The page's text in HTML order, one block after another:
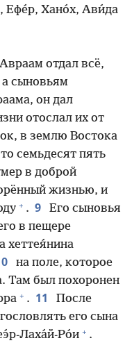
, Ефе́р, Хано́х, Ави́да
отдал всё,
а сыновьям
он дал
отослал их от
в землю Востока
семьдесят пять
в доброй
жизнью, и
+ . 9
Его сыновья
в пещере
хеттея́нина
на поле, которое
Там был похоронен
+ . 11
После
его сына
Лаха́й-Ро́и + .